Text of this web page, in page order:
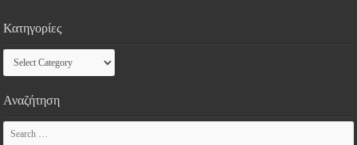
Κατηγορίες
Κατηγορίες
Αναζήτηση